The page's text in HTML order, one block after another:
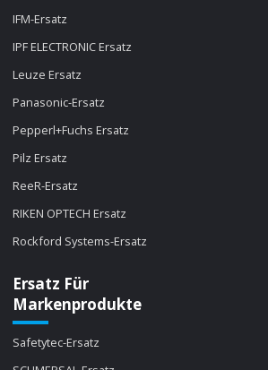
IFM-Ersatz
IPF ELECTRONIC Ersatz
Leuze Ersatz
Panasonic-Ersatz
Pepperl+Fuchs Ersatz
Pilz Ersatz
ReeR-Ersatz
RIKEN OPTECH Ersatz
Rockford Systems-Ersatz
Ersatz Für
Markenprodukte
Safetytec-Ersatz